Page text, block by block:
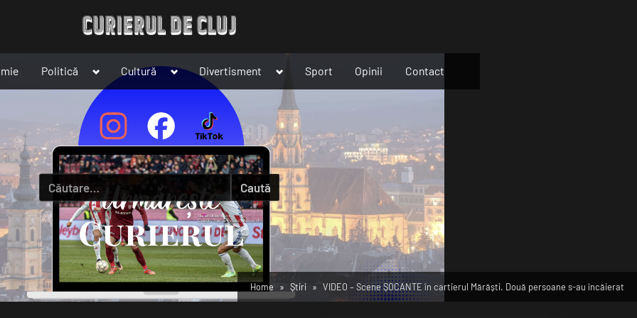
Politică
Toggle
sub-
menu
Cultură
Toggle
menu
Divertisment
Toggle
menu
Sport Opinii Contact
Caută
după:
Home Știri VIDEO – Scene ȘOCANTE în cartierul Mărăști. Două persoane s-au încăierat